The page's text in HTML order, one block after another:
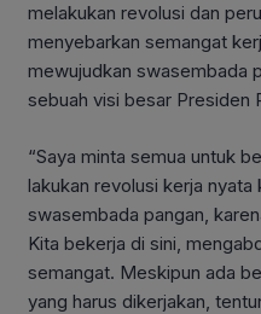
melakukan revolusi dan
menyebarkan semangat
mewujudkan swasembada
sebuah visi besar Presiden
“Saya minta semua untuk
lakukan revolusi kerja
swasembada pangan,
Kita bekerja di sini,
semangat. Meskipun ada
yang harus dikerjakan,